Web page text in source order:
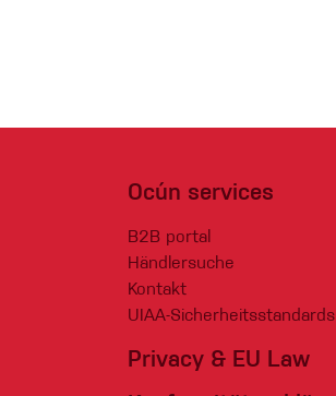
Ocún services
B2B portal
Händlersuche
Kontakt
UIAA-Sicherheitsstandards
Privacy & EU Law